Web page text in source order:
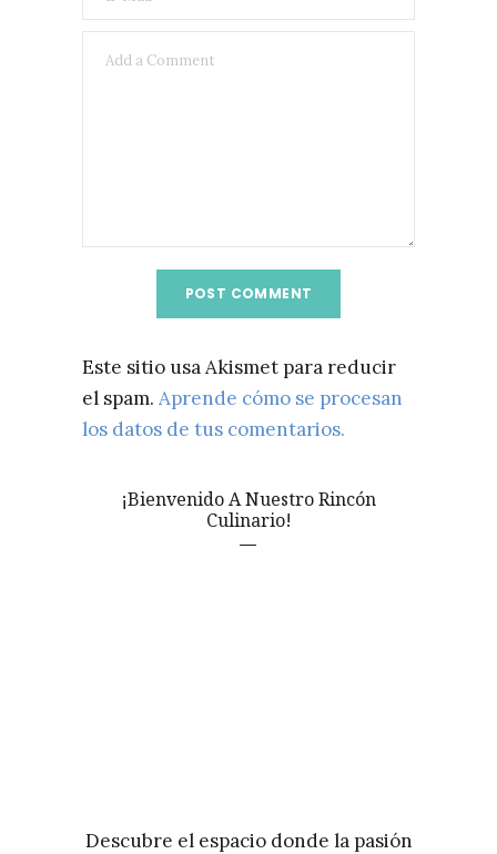
Este sitio usa Akismet para reducir
el spam. Aprende cómo se procesan
los datos de tus comentarios.
¡Bienvenido A Nuestro Rincón
Culinario!
Descubre el espacio donde la pasión